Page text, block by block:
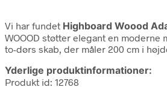
Vi har fundet Highboard Woood
WOOOD støtter elegant en
to-dørs skab, der måler 200 cm i
Yderlige produktinformationer:
Produkt id: 12768